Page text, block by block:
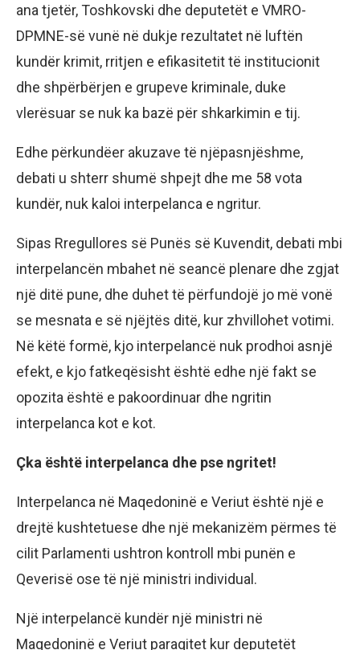
ana tjetër, Toshkovski dhe deputetët e VMRO-
DPMNE-së vunë në dukje rezultatet në luftën
kundër krimit, rritjen e efikasitetit të institucionit
dhe shpërbërjen e grupeve kriminale, duke
vlerësuar se nuk ka bazë për shkarkimin e tij.
Edhe përkundëer akuzave të njëpasnjëshme,
debati u shterr shumë shpejt dhe me 58 vota
kundër, nuk kaloi interpelanca e ngritur.
Sipas Rregullores së Punës së Kuvendit, debati mbi
interpelancën mbahet në seancë plenare dhe zgjat
një ditë pune, dhe duhet të përfundojë jo më vonë
se mesnata e së njëjtës ditë, kur zhvillohet votimi.
Në këtë formë, kjo interpelancë nuk prodhoi asnjë
efekt, e kjo fatkeqësisht është edhe një fakt se
opozita është e pakoordinuar dhe ngritin
interpelanca kot e kot.
Çka është interpelanca dhe pse ngritet!
Interpelanca në Maqedoninë e Veriut është një e
drejtë kushtetuese dhe një mekanizëm përmes të
cilit Parlamenti ushtron kontroll mbi punën e
Qeverisë ose të një ministri individual.
Një interpelancë kundër një ministri në
Maqedoninë e Veriut paraqitet kur deputetët